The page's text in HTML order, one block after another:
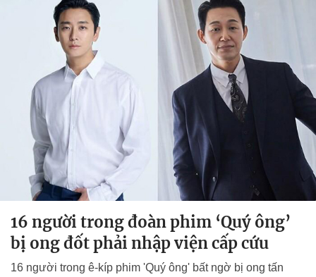
16 người trong đoàn phim ‘Quý ông’
bị ong đốt phải nhập viện cấp cứu
16 người trong ê-kíp phim 'Quý ông' bất ngờ bị ong tấn